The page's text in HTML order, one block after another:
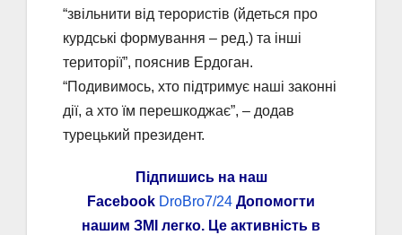
“звільнити від терористів (йдеться про
курдські формування – ред.) та інші
території”, пояснив Ердоган.
“Подивимось, хто підтримує наші законні
дії, а хто їм перешкоджає”, – додав
турецький президент.
Підпишись на наш
Facebook DroBro7/24 Допомогти
нашим ЗМІ легко. Це активність в